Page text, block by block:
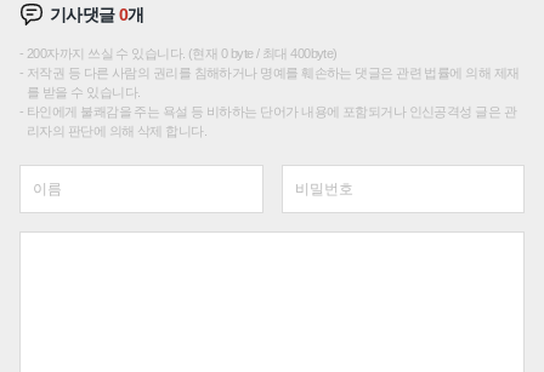
기사댓글0개
200자까지 쓰실 수 있습니다. (현재 0 byte / 최대 400byte)
저작권 등 다른 사람의 권리를 침해하거나 명예를 훼손하는 댓글은 관련 법률에 의해 제재
를 받을 수 있습니다.
타인에게 불쾌감을 주는 욕설 등 비하하는 단어가 내용에 포함되거나 인신공격성 글은 관
리자의 판단에 의해 삭제 합니다.